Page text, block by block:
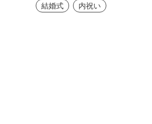
結婚式
内祝い